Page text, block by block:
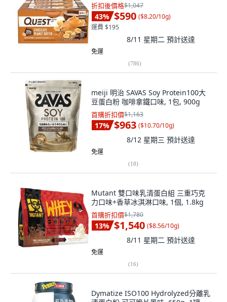
折扣後價格$1,047
43% $590 ($8.20/10g)
運費 $195
8/11 星期二 預計送達
免運
(786)
meiji 明治 SAVAS Soy Protein100大
豆蛋白粉 咖啡拿鐵口味, 1包, 900g
首購折扣價$1,163
17% $963 ($10.70/10g)
8/12 星期三 預計送達
免運
(18)
Mutant 雙口味乳清蛋白組 三重巧克
力口味+香草冰淇淋口味, 1個, 1.8kg
首購折扣價$1,780
13% $1,540 ($8.56/10g)
8/11 星期二 預計送達
免運
(16)
Dymatize ISO100 Hydrolyzed分離乳